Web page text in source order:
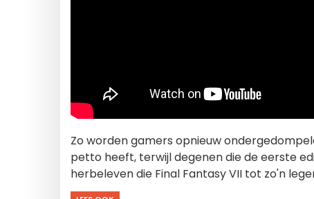
Zo worden gamers opnieuw
petto heeft, terwijl degenen die de eerste
herbeleven die Final Fantasy VII tot zo'n